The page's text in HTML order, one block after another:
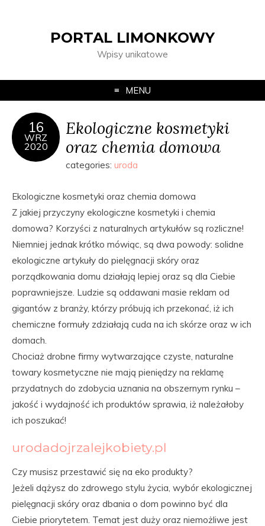
PORTAL LIMONKOWY
Wpisy unikatowe
MENU
16
WRZ
2020
Ekologiczne kosmetyki
oraz chemia domowa
categories: uroda
Ekologiczne kosmetyki oraz chemia domowa
Z jakiej przyczyny ekologiczne kosmetyki i chemia
domowa? Korzyści z naturalnych artykułów są rozliczne!
Niemniej jednak krótko mówiąc, są dwa powody: solidne
ekologiczne artykuły do pielęgnacji skóry oraz
porządkowania domu działają lepiej oraz są dla Ciebie
poprawniejsze. Ludzie są oddawani masie reklam od
gigantów z branży, którzy próbują ich przekonać, iż ich
chemiczne formuły zdziałają cuda na ich skórze oraz w ich
domach.
Chociaż drobne firmy wytwarzające czyste, naturalne
towary kosmetyczne nie mają pieniędzy na reklamę
przydatnych do zdobycia uznania na obszernym rynku –
jakość i wydajność ich produktów sprawia, iż należałoby
ich poszukać!
urodadojrzalejkobiety.pl
Czy musisz przestawić się na eko produkty?
Jeżeli dążysz do zdrowego stylu życia, wybór ekologicznej
pielęgnacji skóry oraz dbania o dom powinno być dla
Ciebie priorytetem. Temat jest duży oraz niemożliwe jest